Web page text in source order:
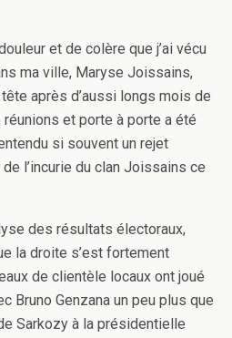
et de colère que j’ai vécu
ma ville, Maryse Joissains,
après d’aussi longs mois de
et porte à porte a été
si souvent un rejet
l’incurie du clan Joissains ce
des résultats électoraux,
la droite s’est fortement
de clientèle locaux ont joué
Bruno Genzana un peu plus que
Sarkozy à la présidentielle